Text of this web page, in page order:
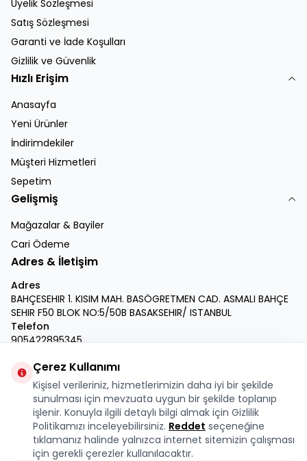
Üyelik Sözleşmesi
Satış Sözleşmesi
Garanti ve İade Koşulları
Gizlilik ve Güvenlik
Hızlı Erişim
Anasayfa
Yeni Ürünler
İndirimdekiler
Müşteri Hizmetleri
Sepetim
Gelişmiş
Mağazalar & Bayiler
Cari Ödeme
Adres & İletişim
Adres
BAHÇESEHIR 1. KISIM MAH. BASÖGRETMEN CAD. ASMALI BAHÇE
SEHIR F50 BLOK NO:5/50B BASAKSEHIR/ ISTANBUL
Telefon
905422895345
info@krmdukkan.com
Facebook
X İnstagram
YoutubeLinkedin
Çerez Kullanımı
Kişisel verileriniz, hizmetlerimizin daha iyi bir şekilde
sunulması için mevzuata uygun bir şekilde toplanıp
işlenir. Konuyla ilgili detaylı bilgi almak için Gizlilik
Politikamızı inceleyebilirsiniz. Reddet seçeneğine
tıklamanız halinde yalnızca internet sitemizin çalışması
için gerekli çerezler kullanılacaktır.